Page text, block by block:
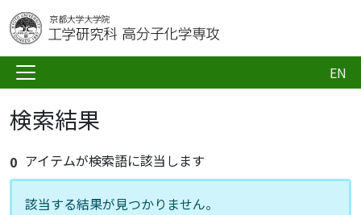
EN
検索結果
0 アイテムが検索語に該当します
該当する結果が見つかりません。